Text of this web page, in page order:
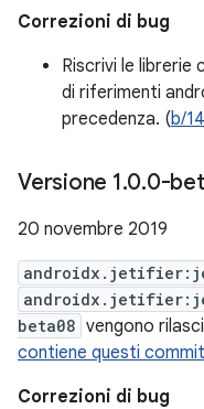
Correzioni di bug
Riscrivi le librerie
di riferimenti
precedenza. (b/
Versione 1.0.0-
20 novembre 2019
beta08 vengono
contiene questi commit
Correzioni di bug